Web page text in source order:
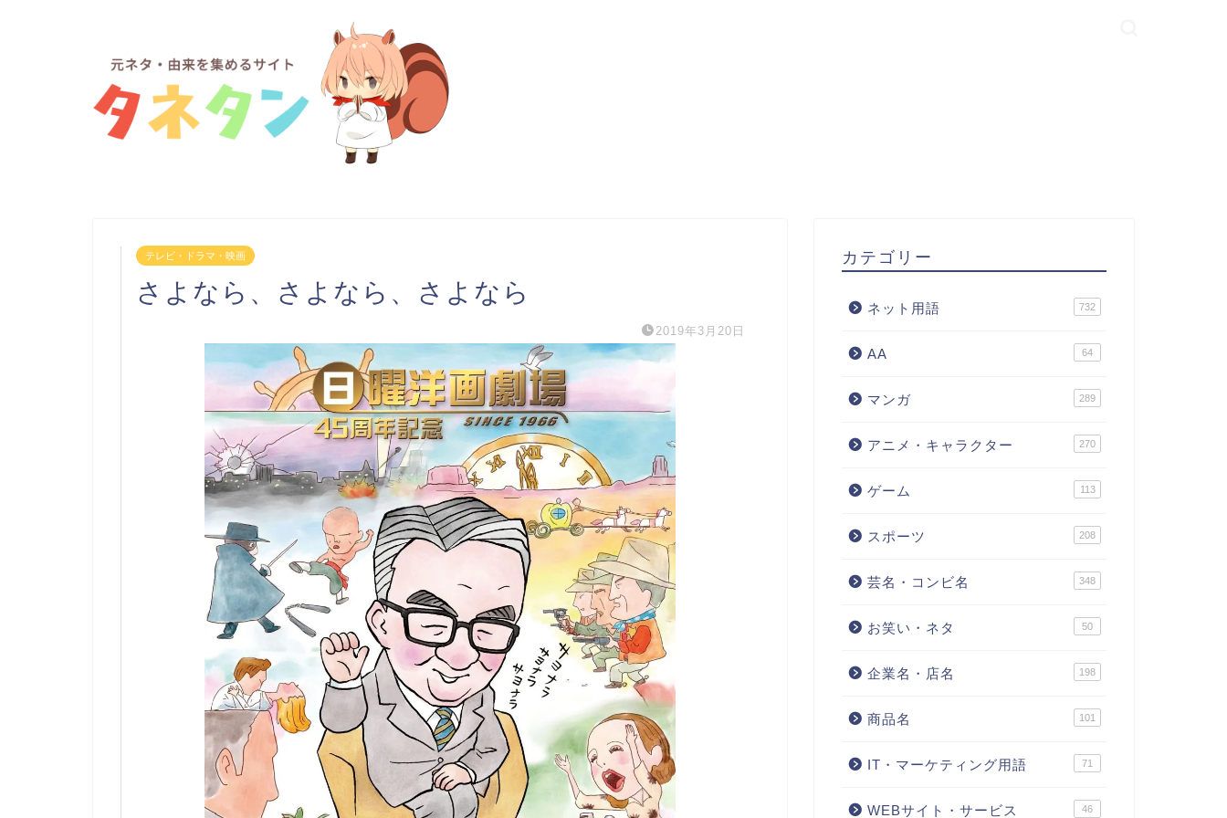
テレビ・ドラマ・映画
さよなら、さよなら、さよなら
2019年3月20日
カテゴリー
ネット用語 732
AA 64
マンガ 289
アニメ・キャラクター 270
ゲーム 113
スポーツ 208
芸名・コンビ名 348
お笑い・ネタ 50
企業名・店名 198
商品名 101
IT・マーケティング用語 71
WEBサイト・サービス 46